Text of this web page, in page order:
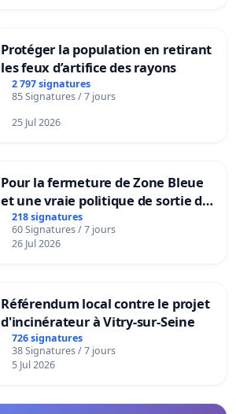
Protéger la population en retirant
les feux d’artifice des rayons
2 797 signatures
85 Signatures / 7 jours
25 Jul 2026
Pour la fermeture de Zone Bleue
et une vraie politique de sortie de
la dépendance
218 signatures
60 Signatures / 7 jours
26 Jul 2026
Référendum local contre le projet
d'incinérateur à Vitry-sur-Seine
726 signatures
38 Signatures / 7 jours
5 Jul 2026